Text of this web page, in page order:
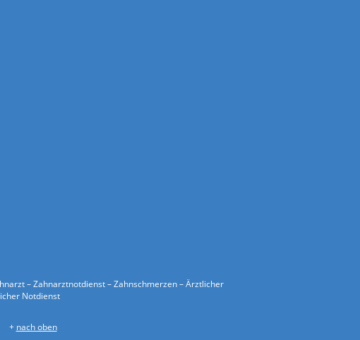
– Zahnarztnotdienst – Zahnschmerzen – Ärztlicher
Notdienst
+ nach oben